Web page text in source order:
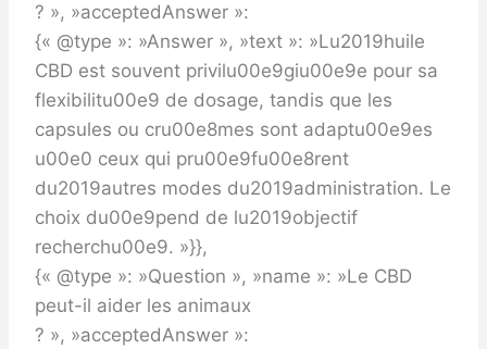
? », »acceptedAnswer »:
{« @type »: »Answer », »text »: »Lu2019huile
CBD est souvent privilu00e9giu00e9e pour sa
flexibilitu00e9 de dosage, tandis que les
capsules ou cru00e8mes sont adaptu00e9es
u00e0 ceux qui pru00e9fu00e8rent
du2019autres modes du2019administration. Le
choix du00e9pend de lu2019objectif
recherchu00e9. »}},
{« @type »: »Question », »name »: »Le CBD
peut-il aider les animaux
? », »acceptedAnswer »: